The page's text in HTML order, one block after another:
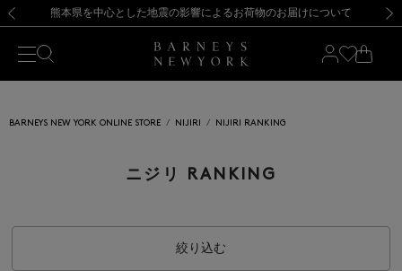
新規登録のお客様も対象！＜MY BARNEYS＞会員のお客様は11,000円（税込）以上のお買上げで常時送料無料！お買い物の際は会員登録を！
【夏季休業に伴う返品・交換承り一時停止のお知らせ】（2026.8.5）
熊本県を中心とした地震の影響によるお荷物のお届けについて
【開催中】SUMMER SALEのご案内・ご注意事項 新規登録のお客様も対象！＜MY BARNEYS＞会員のお客様は11,000円（税込）以上のお買上げで常時送料無料！お買い物の際は会員登録を！
【夏季休業に伴う返品・交換承り一時停止のお知らせ】（2026.8.5）
BARNEYS NEW YORK ONLINE STORE NIJIRI NIJIRI RANKING
ニジリ RANKING
絞り込む